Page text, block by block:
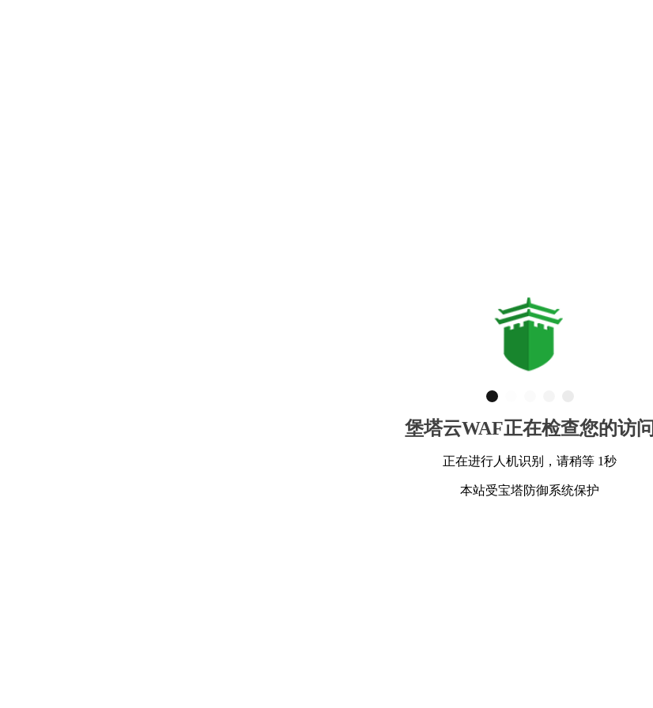
堡塔云WAF正在检查您的访问
正在进行人机识别，请稍等 1秒
本站受宝塔防御系统保护